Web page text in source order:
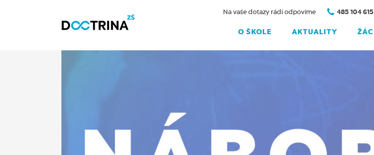
O ŠKOLE AKTUALITY ŽÁCI
Na vaše dotazy rádi odpovíme 485 104 615